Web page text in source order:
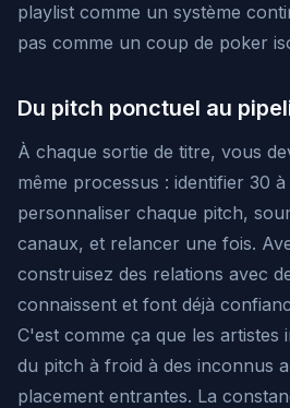
playlist comme un système
pas comme un coup de poker
Du pitch ponctuel au
À chaque sortie de titre, vous
même processus : identifier 30
personnaliser chaque pitch,
canaux, et relancer une fois.
construisez des relations avec
connaissent et font déjà
C'est comme ça que les artistes
du pitch à froid à des inconnus
placement entrantes. La